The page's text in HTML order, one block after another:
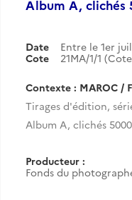
Album A, clichés
Date
Entre le 1er
Cote
21MA/1/1
Contexte : MAROC /
Tirages d'édition,
Album A, clichés
Producteur :
Fonds du